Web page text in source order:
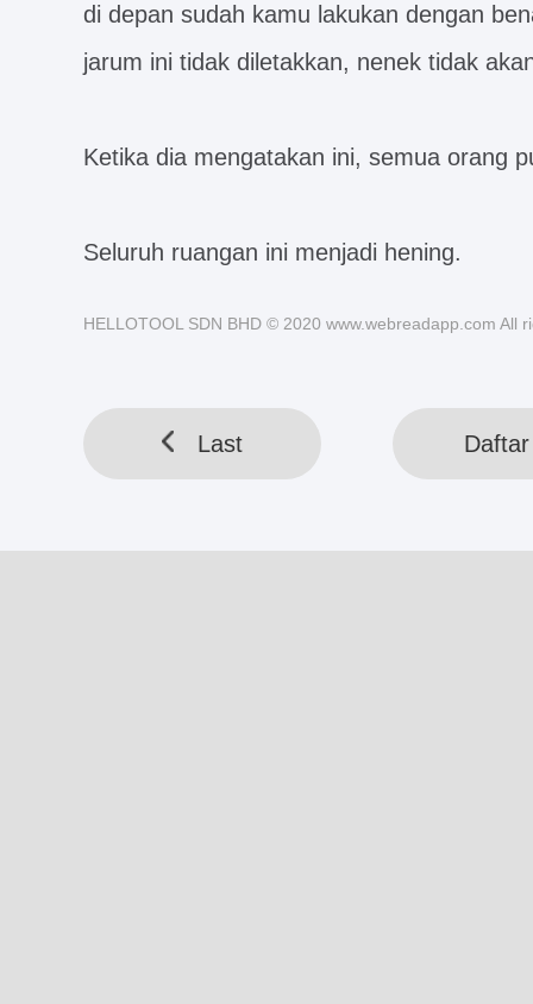
di depan sudah kamu lakukan dengan
jarum ini tidak diletakkan, nenek tidak
Ketika dia mengatakan ini, semua orang
Seluruh ruangan ini menjadi hening.
HELLOTOOL SDN BHD © 2020 www.webreadapp.com All
Last